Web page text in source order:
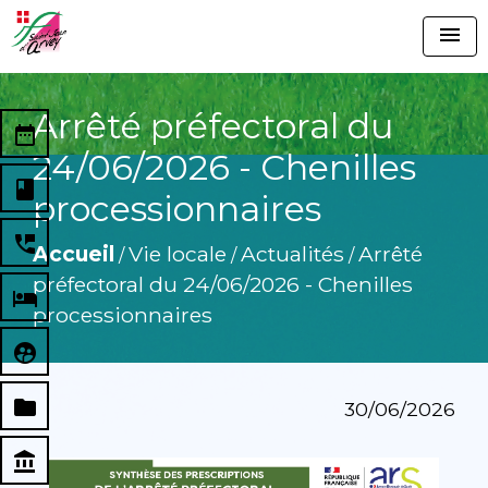
menu
Arrêté préfectoral du
24/06/2026 - Chenilles
processionnaires
Accueil /Vie locale /Actualités /Arrêté
préfectoral du 24/06/2026 - Chenilles
processionnaires
date_range
book
perm_phone_msg
local_hotel
supervised_user_circle
folder
account_balance
30/06/2026